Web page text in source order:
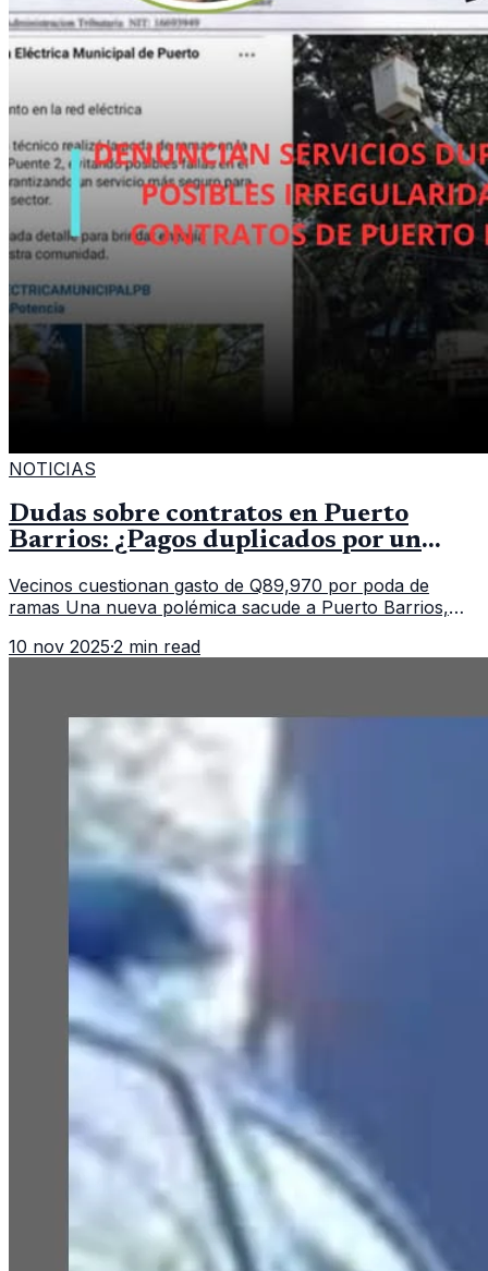
NOTICIAS
Dudas sobre contratos en Puerto
Barrios: ¿Pagos duplicados por un
Vecinos cuestionan gasto de Q89,970 por poda de
ramas Una nueva polémica sacude a Puerto Barrios,
municipal que asigna casi Q90 mi
10 nov 2025·2 min read